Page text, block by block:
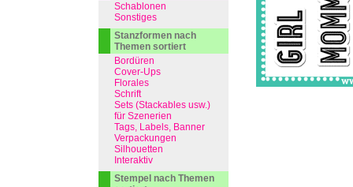
Schablonen
Sonstiges
Stanzformen nach
Themen sortiert
Bordüren
Cover-Ups
Florales
Schrift
Sets (Stackables usw.)
für Szenerien
Tags, Labels, Banner
Verpackungen
Silhouetten
Interaktiv
Stempel nach Themen